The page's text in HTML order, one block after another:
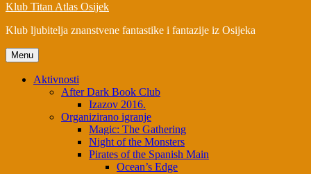
Klub Titan Atlas Osijek
Klub ljubitelja znanstvene fantastike i fantazije iz Osijeka
Menu
Aktivnosti
After Dark Book Club
Izazov 2016.
Organizirano igranje
Magic: The Gathering
Night of the Monsters
Pirates of the Spanish Main
Ocean’s Edge